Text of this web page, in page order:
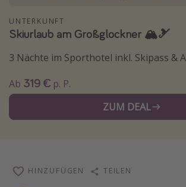
Strandurlaub
Abenteuerurlaub
Kurzurlaub
UNTERKUNFT
Skiurlaub am Großglockner 🏔️🎿
3 Nächte im Sporthotel inkl. Skipass &
Ab 319 € p. P.
ZUM DEAL
HINZUFÜGEN TEILEN